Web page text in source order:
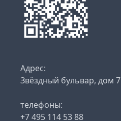
Адрес:
Звёздный бульвар, дом 7
телефоны:
+7 495 114 53 88